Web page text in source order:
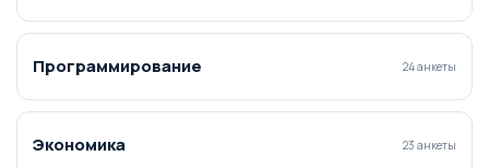
Программирование 24 анкеты
Экономика 23 анкеты